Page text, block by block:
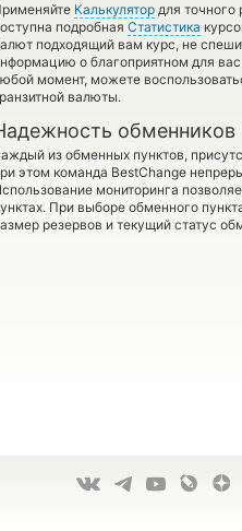
Калькулятор для
подробная Статистика
подходящий вам курс, не
о благоприятном для
момент, можете
валюты.
обменников
из обменных пунктов,
этом команда BestChange
мониторинга
При выборе обменного
резервов и текущий статус